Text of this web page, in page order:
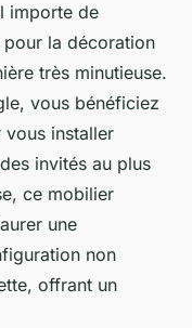
importe de
la décoration
très minutieuse.
vous bénéficiez
installer
invités au plus
ce mobilier
une
non
offrant un